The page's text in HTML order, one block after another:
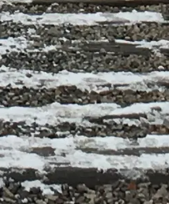
för ett respektfullt besök: entré,
kontext.
är oberoende och inte ansluten till
är en oberoende
Minnesplatsen och Museet
tillhör respektive ägare. För frågor om
tillträde och tjänster), vänligen kontakta
Kontakta oss